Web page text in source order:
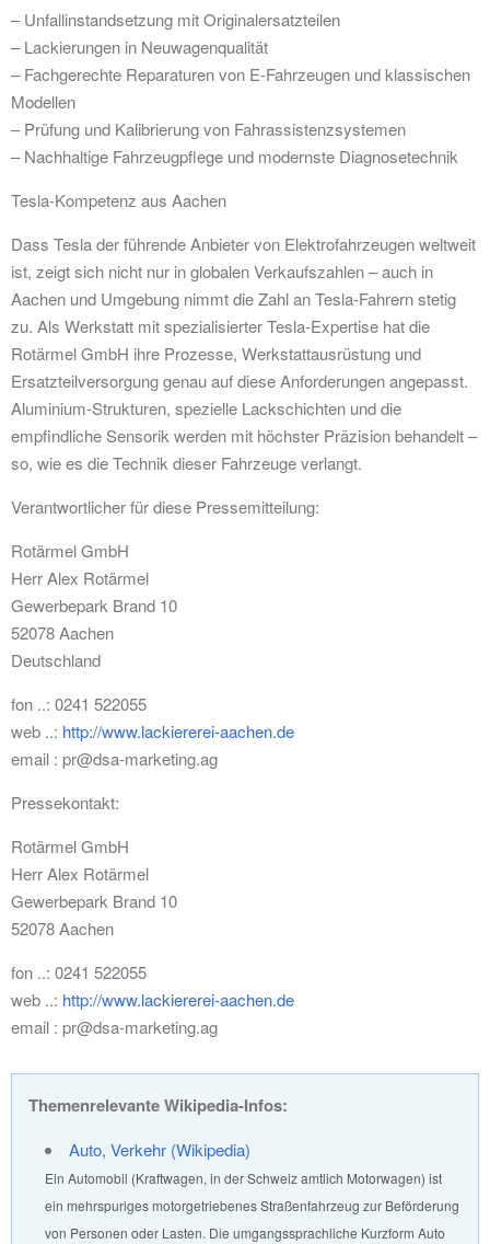
– Unfallinstandsetzung mit Originalersatzteilen
– Lackierungen in Neuwagenqualität
– Fachgerechte Reparaturen von E-Fahrzeugen und klassischen
Modellen
– Prüfung und Kalibrierung von Fahrassistenzsystemen
– Nachhaltige Fahrzeugpflege und modernste Diagnosetechnik
Tesla-Kompetenz aus Aachen
Dass Tesla der führende Anbieter von Elektrofahrzeugen weltweit
ist, zeigt sich nicht nur in globalen Verkaufszahlen – auch in
Aachen und Umgebung nimmt die Zahl an Tesla-Fahrern stetig
zu. Als Werkstatt mit spezialisierter Tesla-Expertise hat die
Rotärmel GmbH ihre Prozesse, Werkstattausrüstung und
Ersatzteilversorgung genau auf diese Anforderungen angepasst.
Aluminium-Strukturen, spezielle Lackschichten und die
empfindliche Sensorik werden mit höchster Präzision behandelt –
so, wie es die Technik dieser Fahrzeuge verlangt.
Verantwortlicher für diese Pressemitteilung:
Rotärmel GmbH
Herr Alex Rotärmel
Gewerbepark Brand 10
52078 Aachen
Deutschland
fon ..: 0241 522055
web ..: http://www.lackiererei-aachen.de
email : pr@dsa-marketing.ag
Pressekontakt:
Rotärmel GmbH
Herr Alex Rotärmel
Gewerbepark Brand 10
52078 Aachen
fon ..: 0241 522055
web ..: http://www.lackiererei-aachen.de
email : pr@dsa-marketing.ag
Themenrelevante Wikipedia-Infos:
Auto, Verkehr (Wikipedia)
Ein Automobil (Kraftwagen, in der Schweiz amtlich Motorwagen) ist
ein mehrspuriges motorgetriebenes Straßenfahrzeug zur Beförderung
von Personen oder Lasten. Die umgangssprachliche Kurzform Auto